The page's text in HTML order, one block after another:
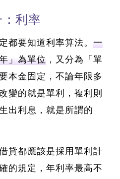
利率
都要知道利率算法。 一
」為單位 ，又分為「單
本金固定，不論年限多
變的就是單利，複利則
出利息，就是所謂的
貸都應該是採用單利計
的規定，年利率最高不